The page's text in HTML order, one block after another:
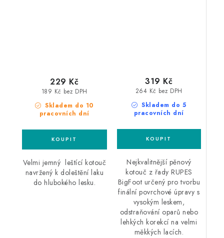
Skladem do 10
pracovních dní
189 Kč bez DPH
229 Kč
Velmi jemný leštící kotouč
navržený k doleštění laku
do hlubokého lesku.
Skladem do 5
pracovních dní
264 Kč bez DPH
319 Kč
Nejkvalitnější pěnový
kotouč z řady RUPES
BigFoot určený pro tvorbu
finální povrchové úpravy s
vysokým leskem,
odstraňování oparů nebo
lehkých korekcí na velmi
měkkých lacích.